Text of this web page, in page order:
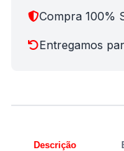
Compra 100%
Entregamos
Descrição